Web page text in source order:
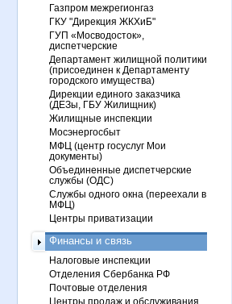
Газпром межрегионгаз
ГКУ "Дирекция ЖКХиБ"
ГУП «Мосводосток»,
диспетчерские
Департамент жилищной политики
(присоединен к Департаменту
городского имущества)
Дирекции единого заказчика
(ДЕЗы, ГБУ Жилищник)
Жилищные инспекции
Мосэнергосбыт
МФЦ (центр госуслуг Мои
документы)
Объединенные диспетчерские
службы (ОДС)
Службы одного окна (переехали в
МФЦ)
Центры приватизации
Финансы и связь
Налоговые инспекции
Отделения Сбербанка РФ
Почтовые отделения
Центры продаж и обслуживания